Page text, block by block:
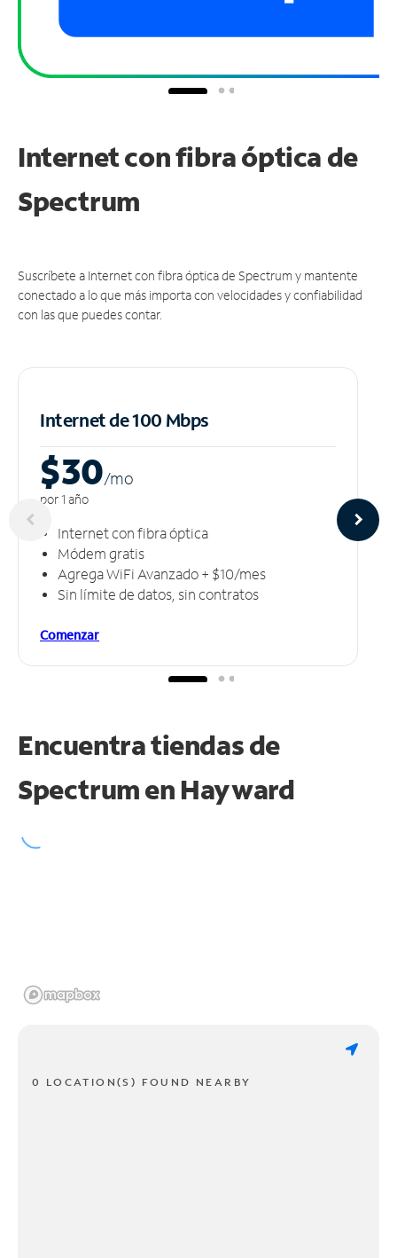
Internet con fibra óptica de
Spectrum
Suscríbete a Internet con fibra óptica de Spectrum y mantente
conectado a lo que más importa con velocidades y confiabilidad
con las que puedes contar.
Internet de 100 Mbps
$30/mo
por 1 año
Internet con fibra óptica
Módem gratis
Agrega WiFi Avanzado + $10/mes
Sin límite de datos, sin contratos
Comenzar
Encuentra tiendas de
Spectrum en Hayward
0 LOCATION(S) FOUND NEARBY